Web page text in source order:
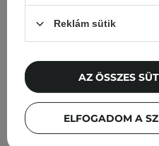
sokkal jobban és
Más
Reklám sütik
ELFOGADOM A
AZ ÖSSZES